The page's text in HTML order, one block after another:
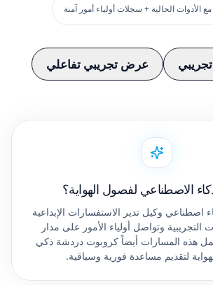
الأدوات الحالية + سجلات أولياء أمور آمنة
عرض تجريبي تفاعلي
الاصطناعي لفصول الهواية؟
وكيل تدير الاستفسارات الإبداعية
التجريبية وتواصل أولياء الأمور على مدار
٢٤/٧. تعمل هذه المسارات أيضاً كروبوت دردشة ذكي
لتقديم مساعدة فورية وسياقية.